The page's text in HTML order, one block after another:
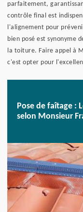
parfaitement,
contrôle final est
l'alignement pour
bien posé est synonyme
la toiture. Faire appel à
c'est opter pour
Pose de faîtage :
selon Monsieur